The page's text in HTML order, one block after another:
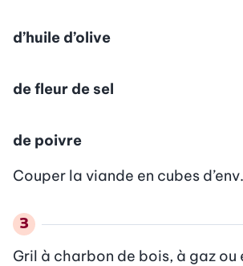
d’huile d’olive
de fleur de sel
de poivre
Couper la viande en cubes
Gril à charbon de bois, à gaz